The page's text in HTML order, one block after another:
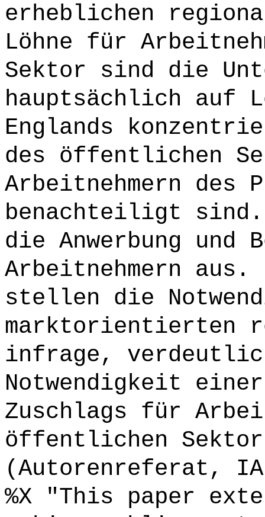
erheblichen
Löhne für
Sektor sind die
hauptsächlich auf
Englands
des öffentlichen
Arbeitnehmern
benachteiligt
die Anwerbung und
Arbeitnehmern aus.
stellen die
marktorientierten
infrage,
Notwendigkeit
Zuschlags für
öffentlichen
(Autorenreferat,
%X "This paper